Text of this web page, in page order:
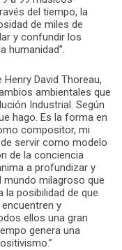
del tiempo, la
de miles de
y confundir los
humanidad”.
David Thoreau,
ambientales que
Industrial. Según
hago. Es la forma en
compositor, mi
servir como modelo
de la conciencia
a profundizar y
mundo milagroso que
la posibilidad de que
y
ellos una gran
genera una